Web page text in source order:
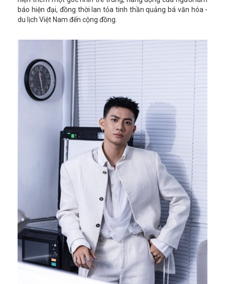
báo hiện đại, đồng thời lan tỏa tinh thần quảng bá văn hóa -
du lịch Việt Nam đến cộng đồng.